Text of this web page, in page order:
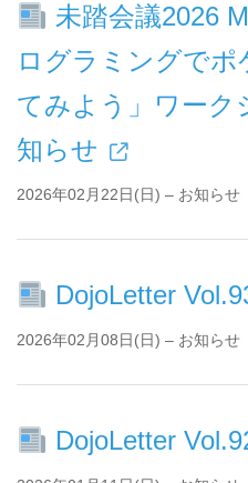
未踏会議2026
ログラミングでポ
てみよう」ワーク
知らせ
2026年02月22日(日) – お知らせ
DojoLetter
2026年02月08日(日) – お知らせ
DojoLetter